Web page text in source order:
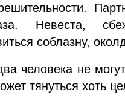
Невеста,
соблазну,
человека не
тянуться хоть